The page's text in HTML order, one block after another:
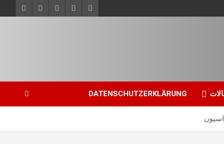
DATENSCHUTZERKLÄRUNG